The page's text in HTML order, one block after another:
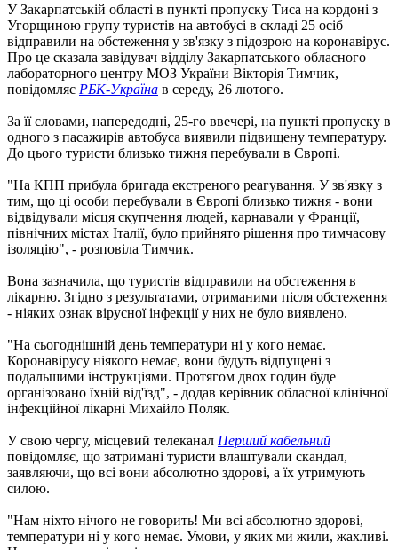
У Закарпатській області в пункті пропуску Тиса на кордоні з
Угорщиною групу туристів на автобусі в складі 25 осіб
відправили на обстеження у зв'язку з підозрою на коронавірус.
Про це сказала завідувач відділу Закарпатського обласного
лабораторного центру МОЗ України Вікторія Тимчик,
повідомляє РБК-Україна в середу, 26 лютого.
За її словами, напередодні, 25-го ввечері, на пункті пропуску в
одного з пасажирів автобуса виявили підвищену температуру.
До цього туристи близько тижня перебували в Європі.
"На КПП прибула бригада екстреного реагування. У зв'язку з
тим, що ці особи перебували в Європі близько тижня - вони
відвідували місця скупчення людей, карнавали у Франції,
північних містах Італії, було прийнято рішення про тимчасову
ізоляцію", - розповіла Тимчик.
Вона зазначила, що туристів відправили на обстеження в
лікарню. Згідно з результатами, отриманими після обстеження
- ніяких ознак вірусної інфекції у них не було виявлено.
"На сьогоднішній день температури ні у кого немає.
Коронавірусу ніякого немає, вони будуть відпущені з
подальшими інструкціями. Протягом двох годин буде
організовано їхній від'їзд", - додав керівник обласної клінічної
інфекційної лікарні Михайло Поляк.
У свою чергу, місцевий телеканал Перший кабельний
повідомляє, що затримані туристи влаштували скандал,
заявляючи, що всі вони абсолютно здорові, а їх утримують
силою.
"Нам ніхто нічого не говорить! Ми всі абсолютно здорові,
температури ні у кого немає. Умови, у яких ми жили, жахливі.